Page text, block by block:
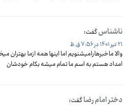
ناشناسگفت:
21 تیر 1401 در 7:56 ق.ظ
والا ماخبرهارامیشنویم اما اینها همه ازما
امداد هستم به اسم ما تمام میشه بکام خودشان
دختر امام رضاگفت: